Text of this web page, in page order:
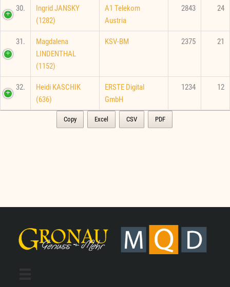
30.
Ingrid JANSKY
(1282)
A1 Telekom
Austria
2843 24
31.
Magdalena
LINDENTHAL
(1152)
KSV-BM 2375 21
32.
Heidi KASCHIK
(636)
ERSTE Digital
GmbH
1234 12
Copy Excel CSV PDF